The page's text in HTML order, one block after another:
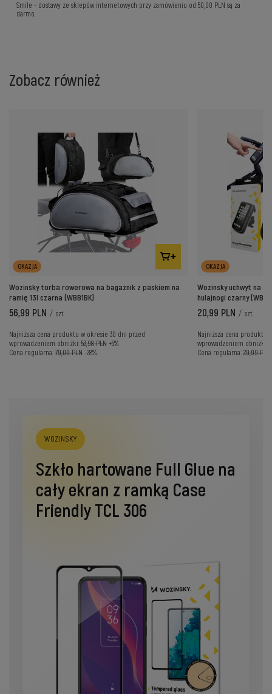
Smile - dostawy ze sklepów internetowych przy zamówieniu od50,00 PLN są za
darmo.
Zobacz również
OKAZJA
Wozinsky torba rowerowa na bagażnik z paskiem na
ramię 13l czarna (WBB1BK)
56,99 PLN / szt.
Najniższa cena produktu w okresie 30 dni przed
wprowadzeniem obniżki: 53,98 PLN +5%
Cena regularna: 79,00 PLN -28%
OKAZJA
Wozinsky uchwyt na
hulajnogi czarny
20,99 PLN / szt.
Najniższa cena produktu
wprowadzeniem obniżki:
Cena regularna: 29,99 PLN
WOZINSKY
Szkło hartowane Full Glue na
cały ekran z ramką Case
Friendly TCL 306